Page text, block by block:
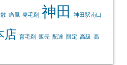
痛風 発毛剤 神田 神田駅南口
店 育毛剤 販売 配達 限定 高級 高